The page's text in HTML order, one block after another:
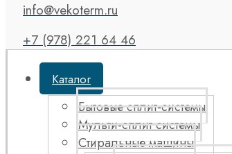
info@vekoterm.ru
+7 (978) 221 64 46
Каталог
Бытовые сплит-системы
Мульти-сплит системы
Стиральные машины